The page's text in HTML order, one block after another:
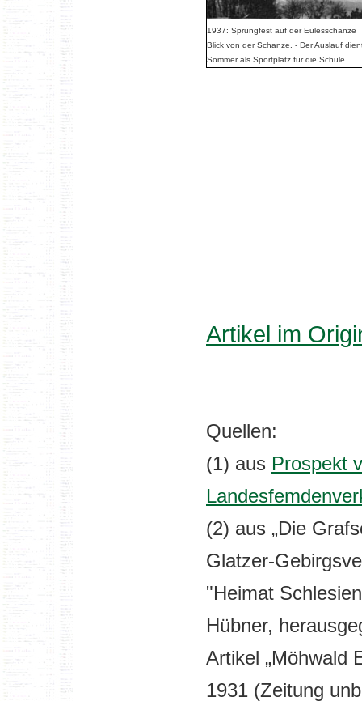
1937: Sprungfest auf der Eulesschanze
Blick von der Schanze. - Der Auslauf
Sommer als Sportplatz für die Schule
Artikel im
Quellen:
(1) aus Prospekt
(2) aus „Die
Glatzer-
"Heimat
Hübner,
Artikel „Möhwald
1931 (Zeitung